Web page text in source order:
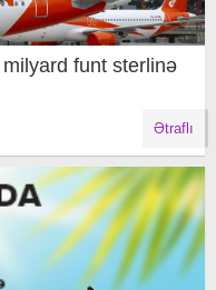
funt sterlinə
Ətraflı